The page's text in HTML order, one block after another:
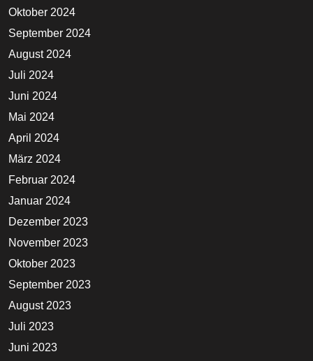
Oktober 2024
September 2024
August 2024
Juli 2024
Juni 2024
Mai 2024
April 2024
März 2024
Februar 2024
Januar 2024
Dezember 2023
November 2023
Oktober 2023
September 2023
August 2023
Juli 2023
Juni 2023